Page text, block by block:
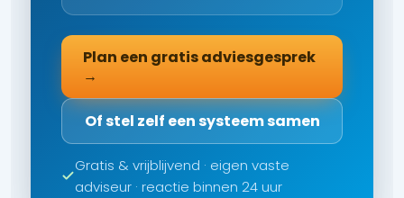
Plan een gratis adviesgesprek
→
Of stel zelf een systeem samen
Gratis & vrijblijvend · eigen vaste
adviseur · reactie binnen 24 uur